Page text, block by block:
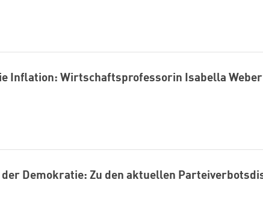
Inflation: Wirtschaftsprofessorin Isabella
Demokratie: Zu den aktuellen